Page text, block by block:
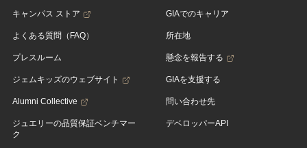
キャンパス ストア
よくある質問（FAQ）
プレスルーム
ジェムキッズのウェブサイト
Alumni Collective
ジュエリーの品質保証ベンチマー
ク
GIAでのキャリア
所在地
懸念を報告する
GIAを支援する
問い合わせ先
デベロッパーAPI